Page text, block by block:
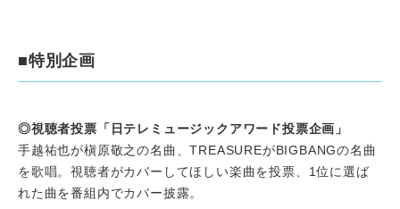
■特別企画
◎視聴者投票「日テレミュージックアワード投票企画」
手越祐也が槇原敬之の名曲、TREASUREがBIGBANGの名曲
を歌唱。視聴者がカバーしてほしい楽曲を投票、1位に選ば
れた曲を番組内でカバー披露。